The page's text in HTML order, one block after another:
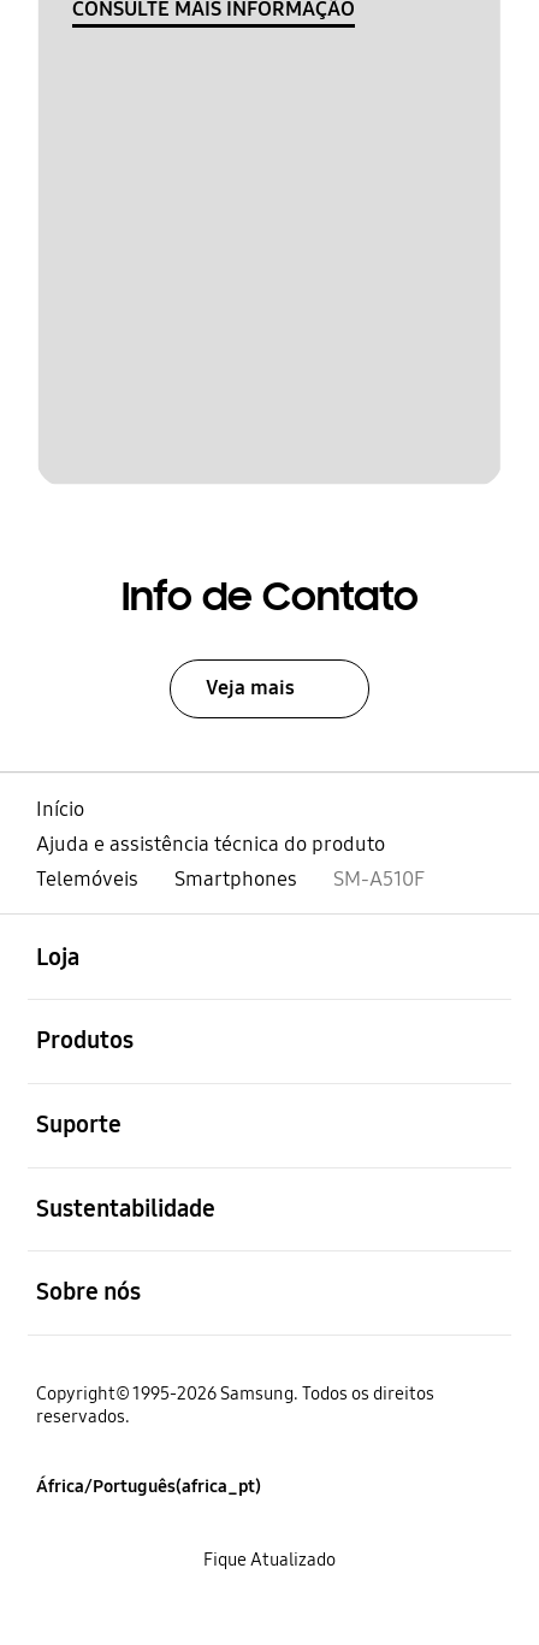
CONSULTE MAIS INFORMAÇÃO
Info de Contato
Veja mais
Início
Ajuda e assistência técnica do produto
Telemóveis
Smartphones SM-A510F
Loja
Produtos
Suporte
Sustentabilidade
Sobre nós
Copyright© 1995-2026 Samsung. Todos os direitos
reservados.
África/Português(africa_pt)
Fique Atualizado